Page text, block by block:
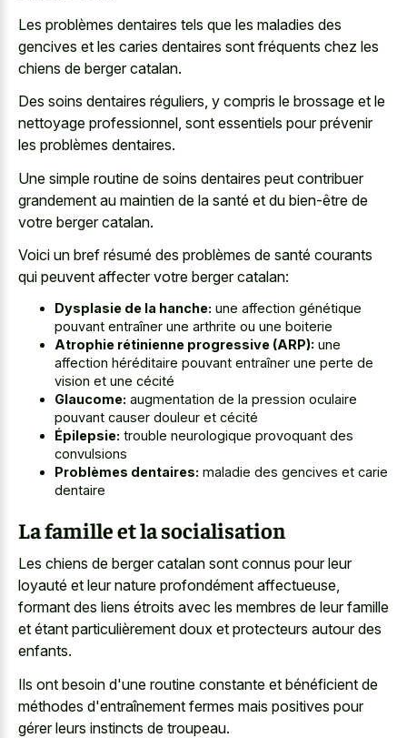
Les problèmes dentaires tels que les maladies des
gencives et les caries dentaires sont fréquents chez les
chiens de berger catalan.
Des soins dentaires réguliers, y compris le brossage et le
nettoyage professionnel, sont essentiels pour prévenir
les problèmes dentaires.
Une simple routine de soins dentaires peut contribuer
grandement au maintien de la santé et du bien-être de
votre berger catalan.
Voici un bref résumé des problèmes de santé courants
qui peuvent affecter votre berger catalan:
Dysplasie de la hanche: une affection génétique
pouvant entraîner une arthrite ou une boiterie
Atrophie rétinienne progressive (ARP): une
affection héréditaire pouvant entraîner une perte de
vision et une cécité
Glaucome: augmentation de la pression oculaire
pouvant causer douleur et cécité
Épilepsie: trouble neurologique provoquant des
convulsions
Problèmes dentaires: maladie des gencives et carie
dentaire
La famille et la socialisation
Les chiens de berger catalan sont connus pour leur
loyauté et leur nature profondément affectueuse,
formant des liens étroits avec les membres de leur famille
et étant particulièrement doux et protecteurs autour des
enfants.
Ils ont besoin d'une routine constante et bénéficient de
méthodes d'entraînement fermes mais positives pour
gérer leurs instincts de troupeau.